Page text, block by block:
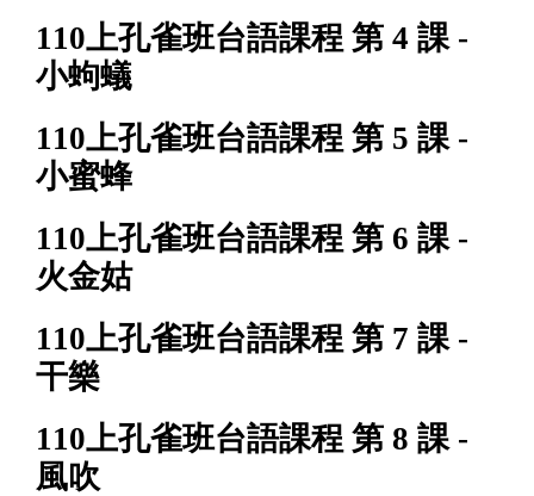
110上孔雀班台語課程 第 4 課 -
小蚼蟻
110上孔雀班台語課程 第 5 課 -
小蜜蜂
110上孔雀班台語課程 第 6 課 -
火金姑
110上孔雀班台語課程 第 7 課 -
干樂
110上孔雀班台語課程 第 8 課 -
風吹